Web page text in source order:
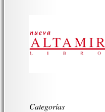
Categorías